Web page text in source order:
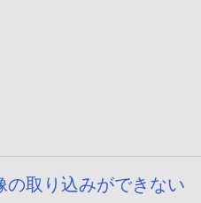
取り込みができない